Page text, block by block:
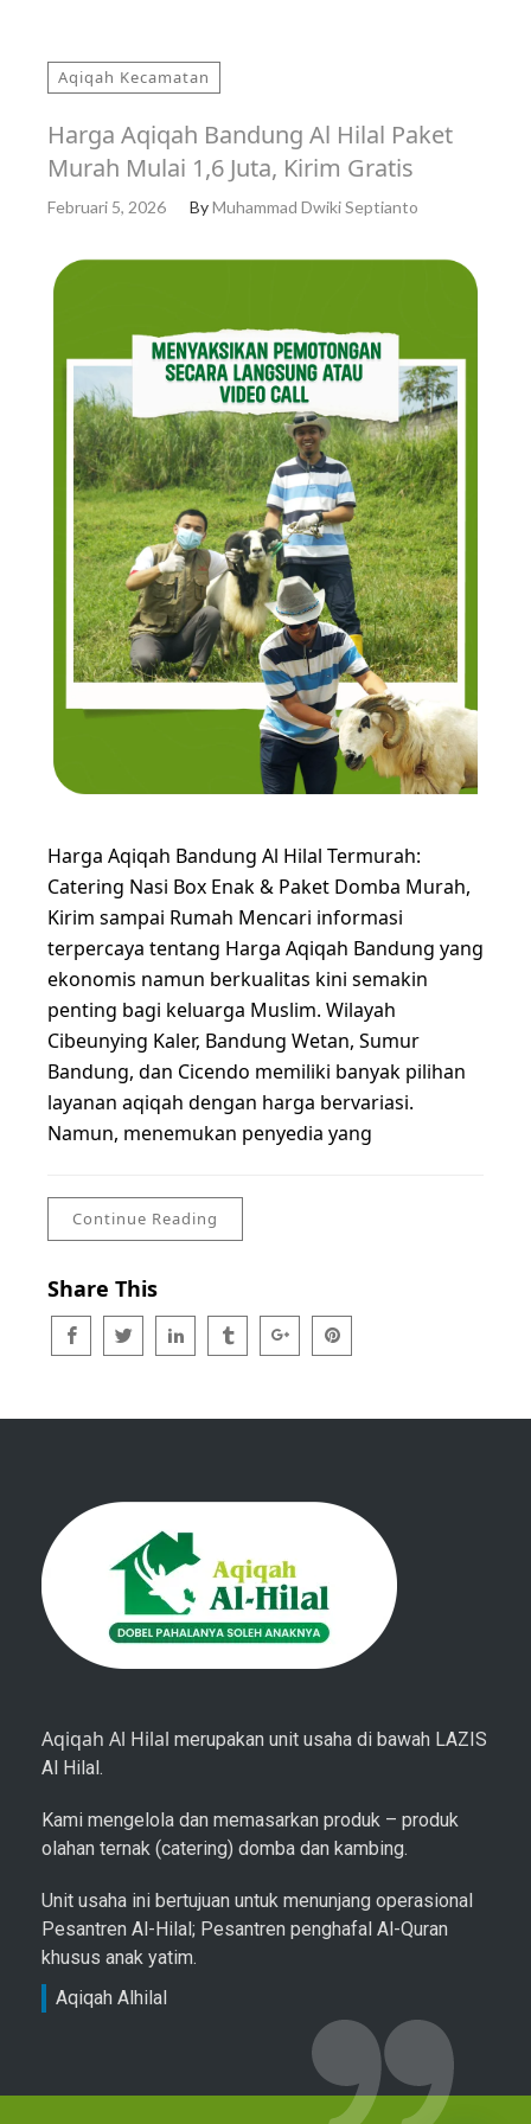
Aqiqah Kecamatan
Harga Aqiqah Bandung Al Hilal Paket
Murah Mulai 1,6 Juta, Kirim Gratis
Februari 5, 2026 ByMuhammad Dwiki Septianto
Harga Aqiqah Bandung Al Hilal Termurah:
Catering Nasi Box Enak & Paket Domba Murah,
Kirim sampai Rumah Mencari informasi
terpercaya tentang Harga Aqiqah Bandung yang
ekonomis namun berkualitas kini semakin
penting bagi keluarga Muslim. Wilayah
Cibeunying Kaler, Bandung Wetan, Sumur
Bandung, dan Cicendo memiliki banyak pilihan
layanan aqiqah dengan harga bervariasi.
Namun, menemukan penyedia yang
Continue Reading
Share This
Aqiqah Al Hilal merupakan unit usaha di bawah LAZIS
Al Hilal.
Kami mengelola dan memasarkan produk – produk
olahan ternak (catering) domba dan kambing.
Unit usaha ini bertujuan untuk menunjang operasional
Pesantren Al-Hilal; Pesantren penghafal Al-Quran
khusus anak yatim.
Aqiqah Alhilal